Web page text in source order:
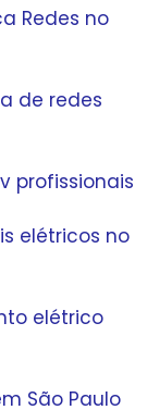
Redes no
de redes
profissionais
elétricos no
elétrico
São Paulo